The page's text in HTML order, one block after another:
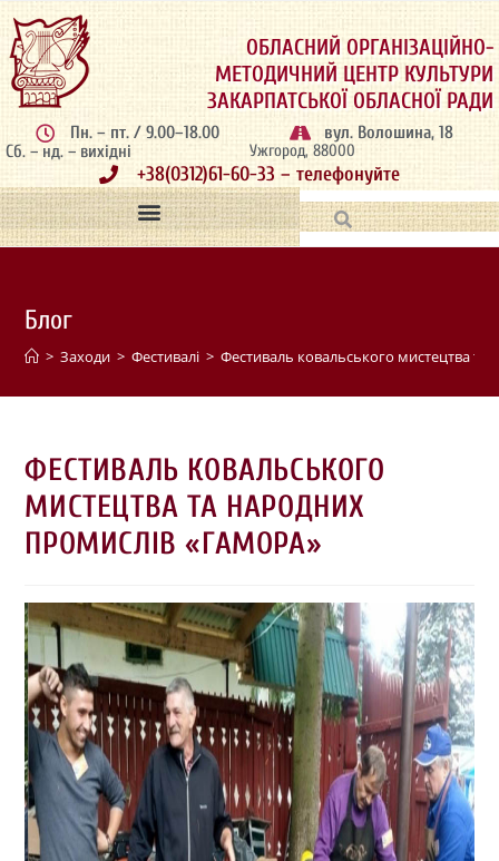
ОБЛАСНИЙ ОРГАНІЗАЦІЙНО-
МЕТОДИЧНИЙ ЦЕНТР КУЛЬТУРИ
ЗАКАРПАТСЬКОЇ ОБЛАСНОЇ РАДИ
Пн. – пт. / 9.00–18.00
Сб. – нд. – вихідні
вул. Волошина, 18
Ужгород, 88000
+38(0312)61-60-33 – телефонуйте
Блог
> Заходи > Фестивалі > Фестиваль ковальського мистецтва
ФЕСТИВАЛЬ КОВАЛЬСЬКОГО
МИСТЕЦТВА ТА НАРОДНИХ
ПРОМИСЛІВ «ГАМОРА»